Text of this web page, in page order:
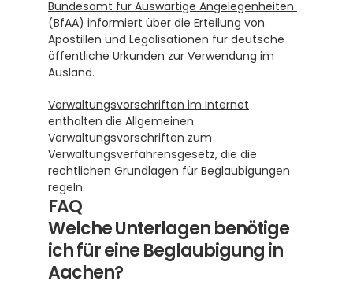
Bundesamt für Auswärtige Angelegenheiten
(BfAA) informiert über die Erteilung von
Apostillen und Legalisationen für deutsche
öffentliche Urkunden zur Verwendung im
Ausland.
Verwaltungsvorschriften im Internet
enthalten die Allgemeinen
Verwaltungsvorschriften zum
Verwaltungsverfahrensgesetz, die die
rechtlichen Grundlagen für Beglaubigungen
regeln.
FAQ
Welche Unterlagen benötige
ich für eine Beglaubigung in
Aachen?